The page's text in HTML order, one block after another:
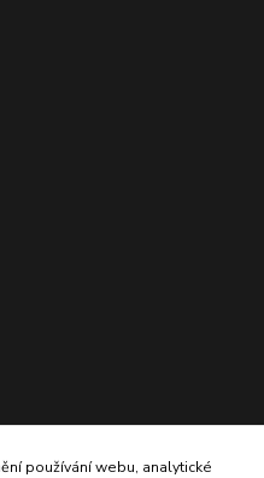
používání webu, analytické